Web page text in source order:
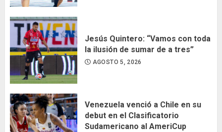
Jesús Quintero: “Vamos con toda
la ilusión de sumar de a tres”
AGOSTO 5, 2026
Venezuela venció a Chile en su
debut en el Clasificatorio
Sudamericano al AmeriCup